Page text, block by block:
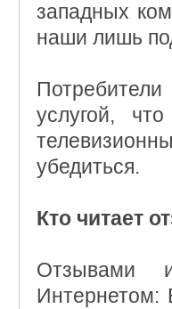
западных
наши лишь
услугой,
убедиться.
Кто читает
Отзывами
Интернетом: